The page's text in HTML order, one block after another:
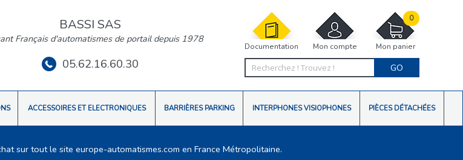
Documentation Mon compte Mon panier
0
GO
BASSI SAS
Français d'automatismes de portail depuis 1978
05.62.16.60.30
ACCESSOIRES ET ELECTRONIQUES BARRIÈRES PARKING INTERPHONES VISIOPHONES PIÈCES DÉTACHÉES
sur tout le site europe-automatismes.com en France Métropolitaine.